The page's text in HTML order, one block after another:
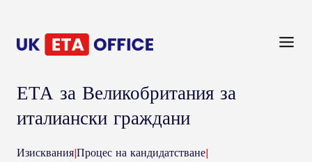
ЕТА за Великобритания за
италиански граждани
Изисквания|Процес на кандидатстване|